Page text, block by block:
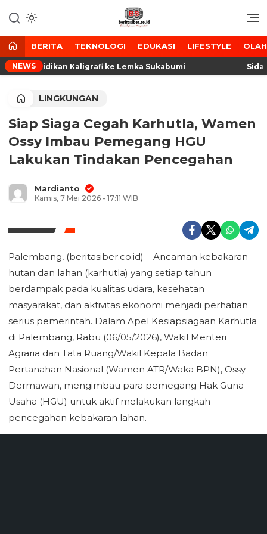
ke
konten
BeritaSiber.co.id
Media Tanggap Dan Akurat
BERITA TEKNOLOGI EDUKASI LIFESTYLE
NEWS
Pendidikan Kaligrafi ke Lemka Sukabumi Sidak
LINGKUNGAN
Siap Siaga Cegah Karhutla, Wamen
Ossy Imbau Pemegang HGU
Lakukan Tindakan Pencegahan
Mardianto
Kamis, 7 Mei 2026 - 17:11 WIB
Palembang, (beritasiber.co.id) – Ancaman kebakaran
hutan dan lahan (karhutla) yang setiap tahun
berdampak pada kualitas udara, kesehatan
masyarakat, dan aktivitas ekonomi menjadi perhatian
serius pemerintah. Dalam Apel Kesiapsiagaan Karhutla
di Palembang, Rabu (06/05/2026), Wakil Menteri
Agraria dan Tata Ruang/Wakil Kepala Badan
Pertanahan Nasional (Wamen ATR/Waka BPN), Ossy
Dermawan, mengimbau para pemegang Hak Guna
Usaha (HGU) untuk aktif melakukan langkah
pencegahan kebakaran lahan.